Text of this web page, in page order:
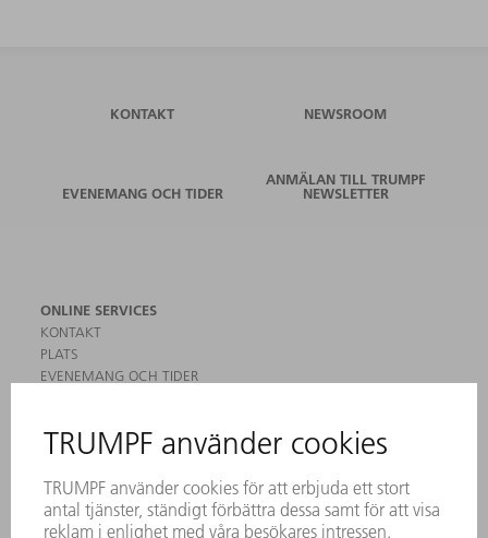
KONTAKT NEWSROOM
EVENEMANG OCH TIDER
ANMÄLAN TILL TRUMPF
NEWSLETTER
ONLINE SERVICES
KONTAKT
PLATS
EVENEMANG OCH TIDER
SÄKERHETSDATABLAD
MASKINER & SYSTEM
LASER
KRAFTELEKTRONIK